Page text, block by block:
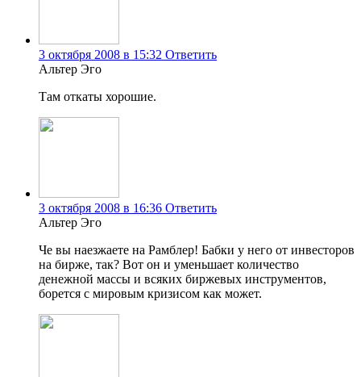
3 октября 2008 в 15:32 Ответить
Альтер Эго
Там откаты хорошие.
3 октября 2008 в 16:36 Ответить
Альтер Эго
Че вы наезжаете на Рамблер! Бабки у него от инвесторов
на бирже, так? Вот он и уменьшает количество
денежной массы и всяких биржевых инструментов,
борется с мировым кризисом как может.